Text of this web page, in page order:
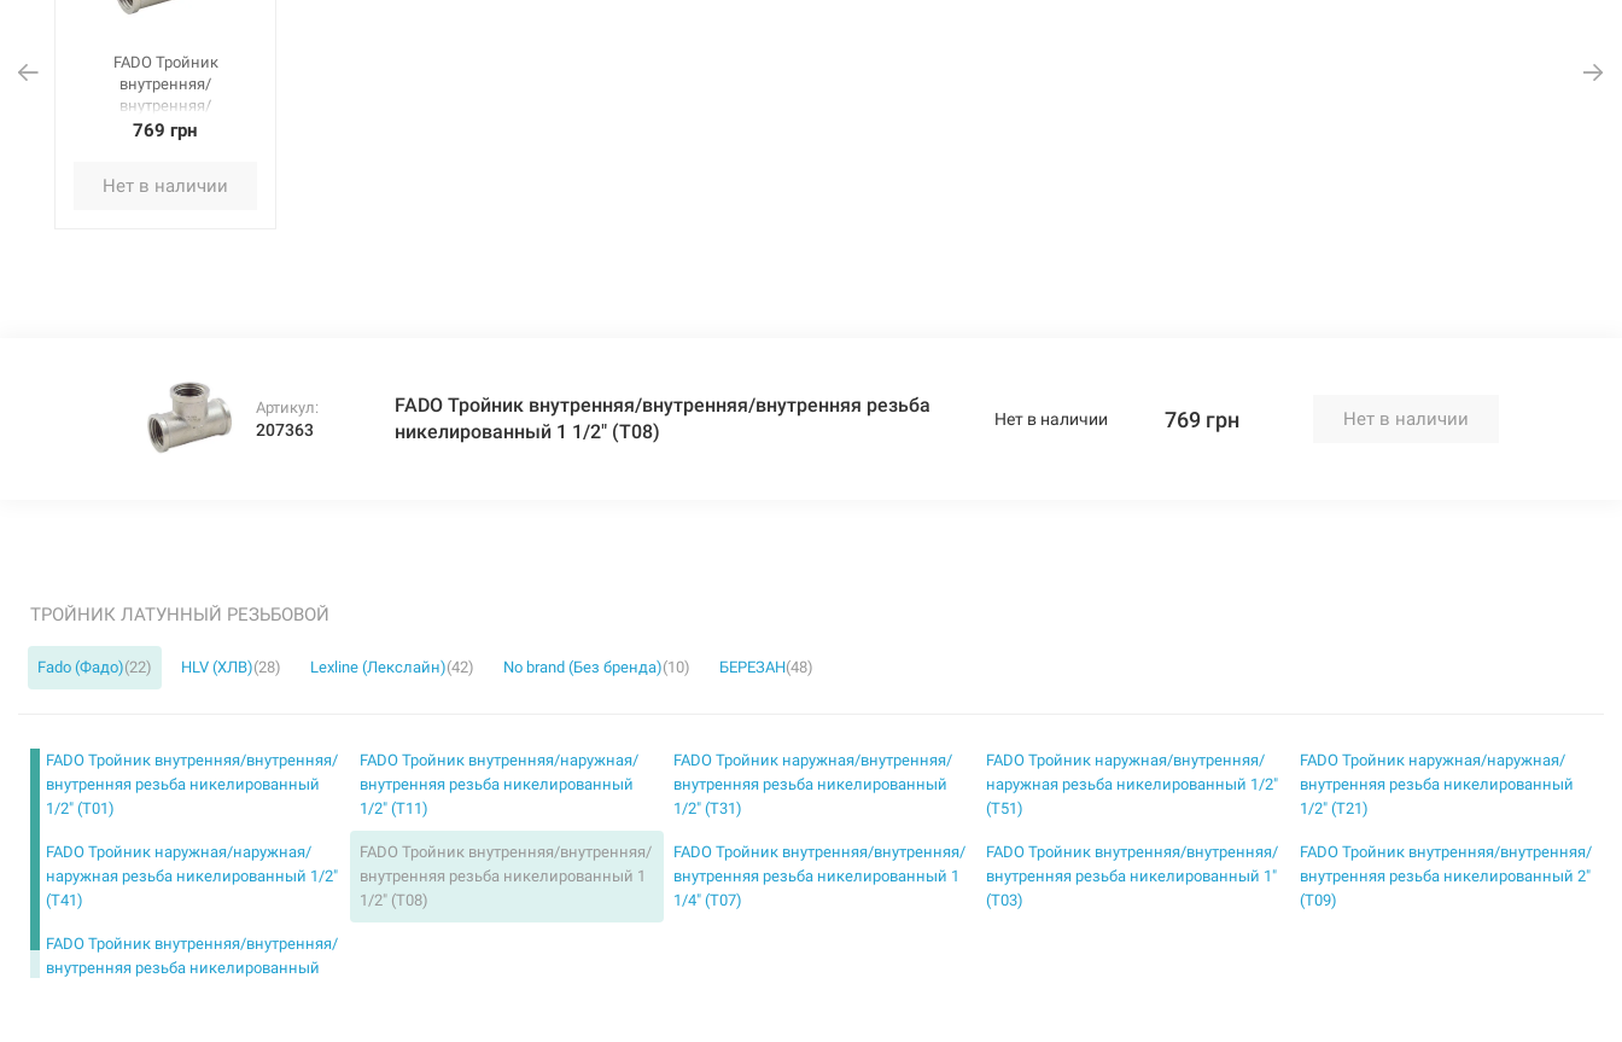
FADO Тройник
внутренняя/
внутренняя/
внутренняя резьба
769 грн
Нет в наличии
Артикул:
207363
FADO Тройник внутренняя/внутренняя/внутренняя резьба
никелированный 1 1/2" (T08)
Нет в наличии 769 грн Нет в наличии
ТРОЙНИК ЛАТУННЫЙ РЕЗЬБОВОЙ
Fado (Фадо)(22) HLV (ХЛВ)(28) Lexline (Лекслайн)(42) No brand (Без бренда)(10) БЕРЕЗАН(48)
FADO Тройник внутренняя/внутренняя/
внутренняя резьба никелированный
1/2" (T01)
FADO Тройник внутренняя/наружная/
внутренняя резьба никелированный
1/2" (T11)
FADO Тройник наружная/внутренняя/
внутренняя резьба никелированный
1/2" (T31)
FADO Тройник наружная/внутренняя/
наружная резьба никелированный 1/2"
(T51)
FADO Тройник наружная/наружная/
внутренняя резьба никелированный
1/2" (T21)
FADO Тройник наружная/наружная/
наружная резьба никелированный 1/2"
(T41)
FADO Тройник внутренняя/внутренняя/
внутренняя резьба никелированный 1
1/2" (T08)
FADO Тройник внутренняя/внутренняя/
внутренняя резьба никелированный 1
1/4" (T07)
FADO Тройник внутренняя/внутренняя/
внутренняя резьба никелированный 1"
(T03)
FADO Тройник внутренняя/внутренняя/
внутренняя резьба никелированный 2"
(T09)
FADO Тройник внутренняя/внутренняя/
внутренняя резьба никелированный